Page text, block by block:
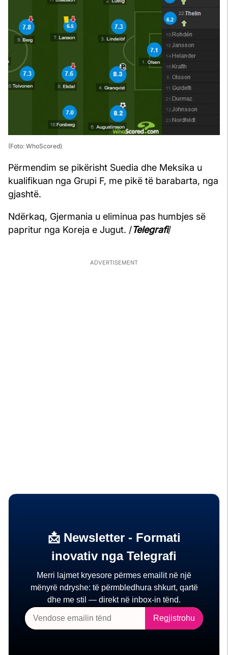
(Foto: WhoScored)
Përmendim se pikërisht Suedia dhe Meksika u
kualifikuan nga Grupi F, me pikë të barabarta, nga
gjashtë.
Ndërkaq, Gjermania u eliminua pas humbjes së
papritur nga Koreja e Jugut. /Telegrafi/